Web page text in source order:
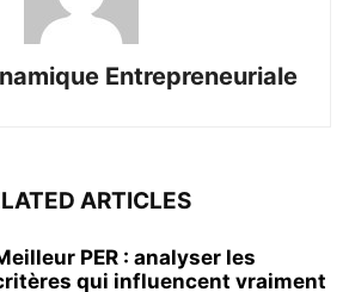
Entrepreneuriale
ARTICLES
PER : analyser les
qui influencent vraiment